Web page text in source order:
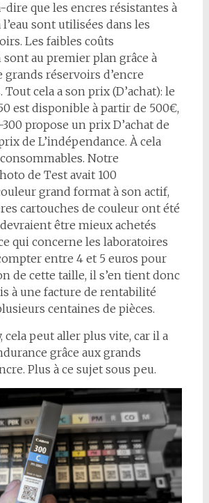
dire que les encres résistantes à
sont utilisées dans les
Les faibles coûts
sont au premier plan grâce à
grands réservoirs d’encre
Tout cela a son prix (D’achat): le
est disponible à partir de 500€,
propose un prix D’achat de
de L’indépendance. À cela
Notre
de Test avait 100
grand format à son actif,
cartouches de couleur ont été
être mieux achetés
qui concerne les laboratoires
entre 4 et 5 euros pour
de cette taille, il s’en tient donc
à une facture de rentabilité
centaines de pièces.
cela peut aller plus vite, car il a
grâce aux grands
Plus à ce sujet sous peu.